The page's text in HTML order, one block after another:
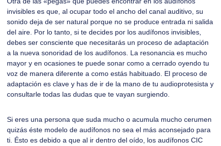
invisibles es que, al ocupar todo el ancho del canal auditivo, su
sonido deja de ser natural porque no se produce entrada ni salida
del aire. Por lo tanto, si te decides por los audífonos invisibles,
debes ser consciente que necesitarás un proceso de adaptación
a la nueva sonoridad de los audífonos. La resonancia es mucho
mayor y en ocasiones te puede sonar como a cerrado oyendo tu
voz de manera diferente a como estás habituado. El proceso de
adaptación es clave y has de ir de la mano de tu audioprotesista y
consultarle todas las dudas que te vayan surgiendo.
Si eres una persona que suda mucho o acumula mucho cerumen
quizás éste modelo de audífonos no sea el más aconsejado para
ti. Ésto es debido a que al ir dentro del oído, los audífonos CIC